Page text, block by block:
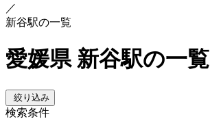
／
新谷駅の一覧
愛媛県 新谷駅の一覧
絞り込み
検索条件